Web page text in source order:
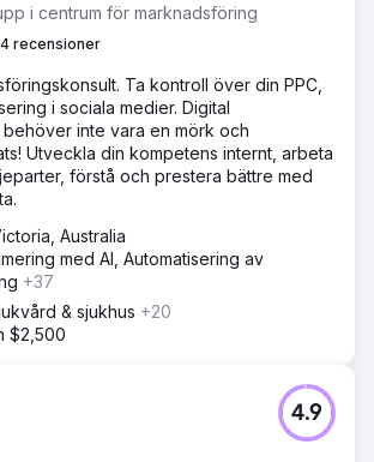
i centrum för marknadsföring
recensioner
Ta kontroll över din PPC,
i sociala medier. Digital
inte vara en mörk och
Utveckla din kompetens internt, arbeta
förstå och prestera bättre med
Australia
med AI, Automatisering av
+37
& sjukhus +20
$2,500
4.9